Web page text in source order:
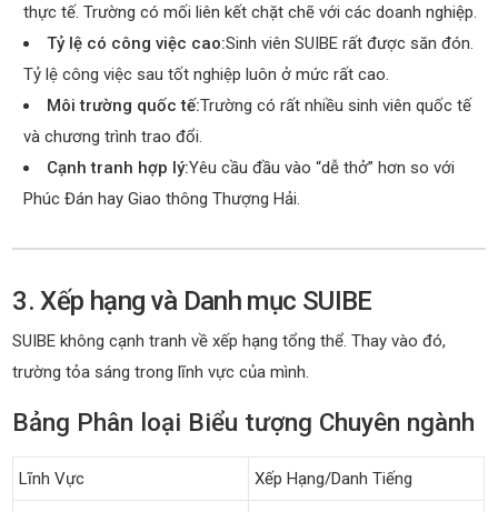
thực tế. Trường có mối liên kết chặt chẽ với các doanh nghiệp.
Tỷ lệ có công việc cao:Sinh viên SUIBE rất được săn đón.
Tỷ lệ công việc sau tốt nghiệp luôn ở mức rất cao.
Môi trường quốc tế:Trường có rất nhiều sinh viên quốc tế
và chương trình trao đổi.
Cạnh tranh hợp lý:Yêu cầu đầu vào “dễ thở” hơn so với
Phúc Đán hay Giao thông Thượng Hải.
3. Xếp hạng và Danh mục SUIBE
SUIBE không cạnh tranh về xếp hạng tổng thể. Thay vào đó,
trường tỏa sáng trong lĩnh vực của mình.
Bảng Phân loại Biểu tượng Chuyên ngành
Lĩnh Vực Xếp Hạng/Danh Tiếng